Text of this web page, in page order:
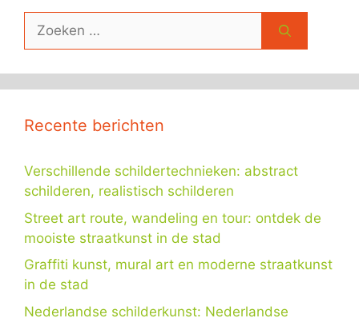
Zoek
Recente berichten
Verschillende schildertechnieken: abstract
schilderen, realistisch schilderen
Street art route, wandeling en tour: ontdek de
mooiste straatkunst in de stad
Graffiti kunst, mural art en moderne straatkunst
in de stad
Nederlandse schilderkunst: Nederlandse